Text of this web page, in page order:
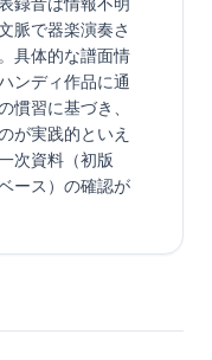
脈で器楽演奏さ
具体的な譜面情
ンディ作品に通
慣習に基づき、
が実践的といえ
次資料（初版
ース）の確認が